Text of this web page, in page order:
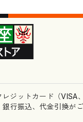
ジットカード（VISA
行振込、代金引換が